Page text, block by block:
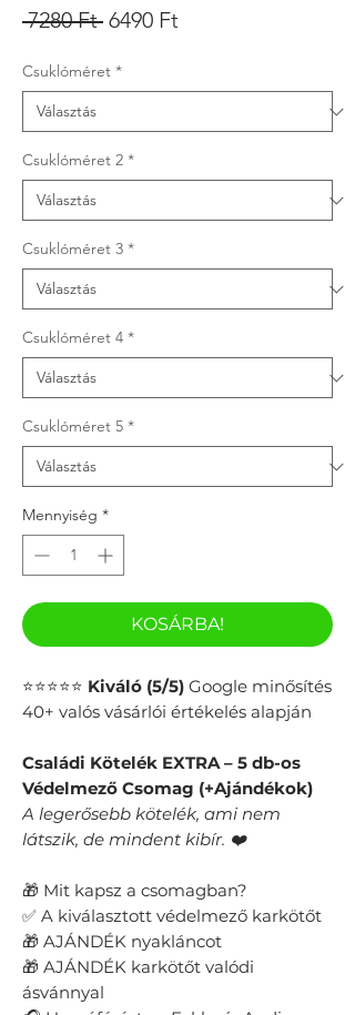
7280 Ft Szokásos
6490 FtAkciós
Csuklóméret *
Csuklóméret 2 *
Csuklóméret 3 *
Csuklóméret 4 *
Csuklóméret 5 *
Mennyiség *
KOSÁRBA!
⭐⭐⭐⭐⭐ Kiváló (5/5) Google minősítés
40+ valós vásárlói értékelés alapján
Családi Kötelék EXTRA – 5 db-os
Védelmező Csomag (+Ajándékok)
​​A legerősebb kötelék, ami nem
látszik, de mindent kibír. ❤️
🎁 Mit kapsz a csomagban?
✅ A kiválasztott védelmező karkötőt
🎁 AJÁNDÉK nyakláncot
🎁 AJÁNDÉK karkötőt valódi
ásvánnyal